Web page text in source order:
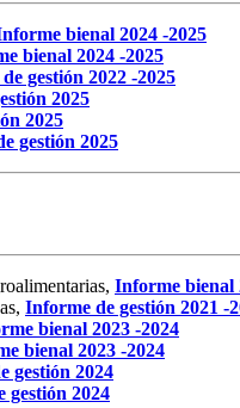
bienal 2024 -2025
bienal 2024 -2025
gestión 2022 -2025
2025
2025
gestión 2025
Informe bienal
Informe de gestión 2021 -
bienal 2023 -2024
bienal 2023 -2024
gestión 2024
gestión 2024